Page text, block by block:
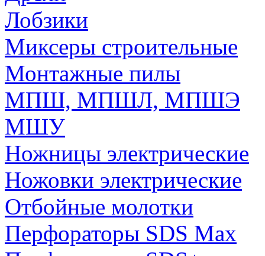
Лобзики
Миксеры строительные
Монтажные пилы
МПШ, МПШЛ, МПШЭ
МШУ
Ножницы электрические
Ножовки электрические
Отбойные молотки
Перфораторы SDS Max